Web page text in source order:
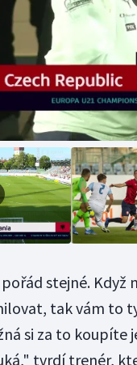
pořád stejné.
tak vám to
si za to koupíte
tvrdí trenér,